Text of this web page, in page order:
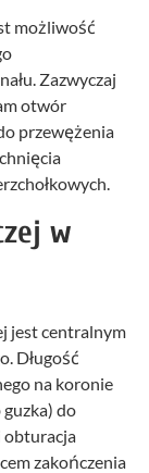
możliwość
Zazwyczaj
otwór
przewężenia
w
jest centralnym
Długość
na koronie
do
obturacja
zakończenia